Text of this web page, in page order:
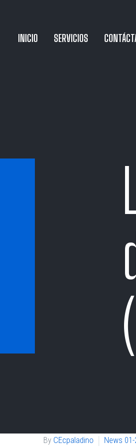
INICIO SERVICIOS
By CEcpaladino News